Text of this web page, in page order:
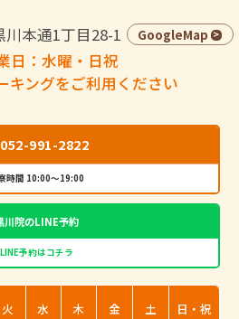
本通1丁目28-1
GoogleMap
日：水曜・日祝
キングをご利用ください
991-2822
時間 10:00～19:00
川院のLINE予約
LINE予約はコチラ
火 水 木 金 土 日・祝